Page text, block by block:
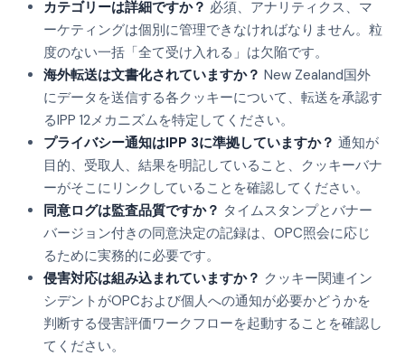
カテゴリーは詳細ですか？ 必須、アナリティクス、マ
ーケティングは個別に管理できなければなりません。粒
度のない一括「全て受け入れる」は欠陥です。
海外転送は文書化されていますか？ New Zealand国外
にデータを送信する各クッキーについて、転送を承認す
るIPP 12メカニズムを特定してください。
プライバシー通知はIPP 3に準拠していますか？ 通知が
目的、受取人、結果を明記していること、クッキーバナ
ーがそこにリンクしていることを確認してください。
同意ログは監査品質ですか？ タイムスタンプとバナー
バージョン付きの同意決定の記録は、OPC照会に応じ
るために実務的に必要です。
侵害対応は組み込まれていますか？ クッキー関連イン
シデントがOPCおよび個人への通知が必要かどうかを
判断する侵害評価ワークフローを起動することを確認し
てください。